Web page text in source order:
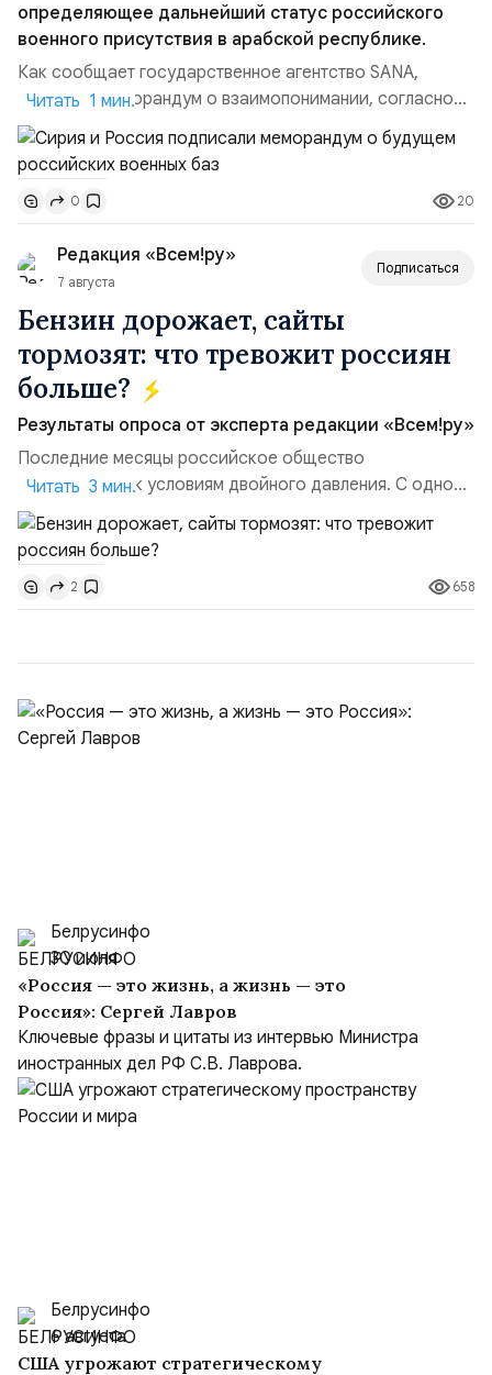
определяющее дальнейший статус российского
военного присутствия в арабской республике.
Как сообщает государственное агентство SANA,
подписан меморандум о взаимопонимании, согласно
которому военные базы РФ в Сирии станут центрами
совместной военной подготовки. Документ стал
итогом полутора лет интенсивных переговоров и
окончательно определил статус баз в Хмеймиме и
Тартусе. В соответствии с меморандумом гражданские
объекты — аэро...
Читать 1 мин.
0 20
Редакция «Всем!ру»
7 августа
Подписаться
Бензин дорожает, сайты
тормозят: что тревожит россиян
больше?
Результаты опроса от эксперта редакции «Всем!ру»
Последние месяцы российское общество
адаптируется к условиям двойного давления. С одной
стороны, происходит рост цен на товары первой
необходимости, инфляция и локальные сбои в
поставках бензина. А с другой – технологическая
турбулентность: перебои в работе интернета,
блокировки сайтов, необходимость осваивать VPN и
Читать 3 мин.
2 658
Белрусинфо
30 июля
«Россия — это жизнь, а жизнь — это
Россия»: Сергей Лавров
Ключевые фразы и цитаты из интервью Министра
иностранных дел РФ С.В. Лаврова.
Белрусинфо
6 августа
США угрожают стратегическому